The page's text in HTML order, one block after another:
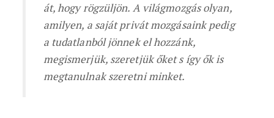
át, hogy rögzüljön. A világmozgás olyan,
amilyen, a saját privát mozgásaink pedig
a tudatlanból jönnek el hozzánk,
megismerjük, szeretjük őket s így ők is
megtanulnak szeretni minket.